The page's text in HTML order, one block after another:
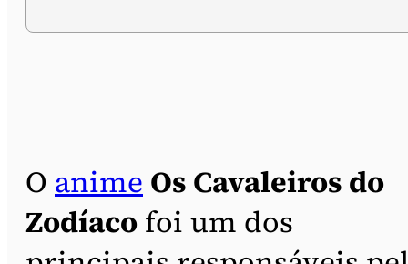
O anime Os Cavaleiros do
Zodíaco foi um dos